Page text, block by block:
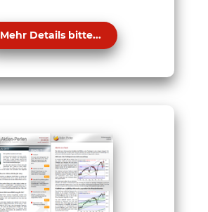
Mehr Details bitte...